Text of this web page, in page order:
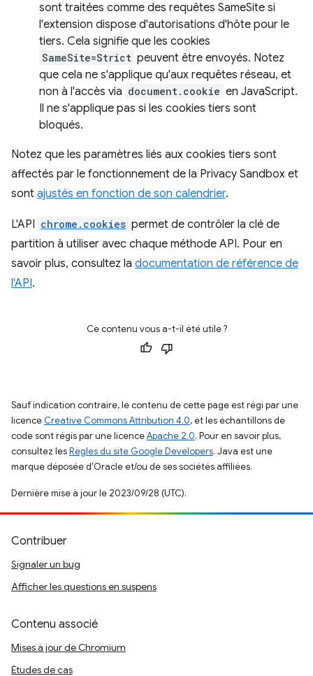
sont traitées comme des requêtes SameSite si
l'extension dispose d'autorisations d'hôte pour le
tiers. Cela signifie que les cookies
SameSite=Strict peuvent être envoyés. Notez
que cela ne s'applique qu'aux requêtes réseau, et
non à l'accès via document.cookie en JavaScript.
Il ne s'applique pas si les cookies tiers sont
bloqués.
Notez que les paramètres liés aux cookies tiers sont
affectés par le fonctionnement de la Privacy Sandbox et
sont ajustés en fonction de son calendrier.
L'API chrome.cookies permet de contrôler la clé de
partition à utiliser avec chaque méthode API. Pour en
savoir plus, consultez la documentation de référence de
l'API.
Ce contenu vous a-t-il été utile ?
Sauf indication contraire, le contenu de cette page est régi par une
licence Creative Commons Attribution 4.0, et les échantillons de
code sont régis par une licenceApache 2.0. Pour en savoir plus,
consultez lesRègles du site Google Developers. Java est une
marque déposée d'Oracle et/ou de ses sociétés affiliées.
Dernière mise à jour le 2023/09/28 (UTC).
Contribuer
Signaler un bug
Afficher les questions en suspens
Contenu associé
Mises à jour de Chromium
Études de cas